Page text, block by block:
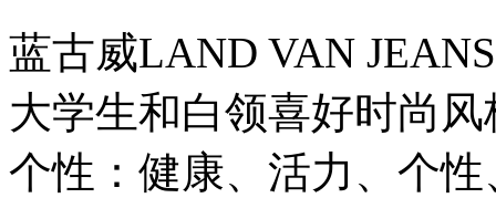
蓝古威LAND VAN
大学生和白领喜好时尚
个性：健康、活力、个